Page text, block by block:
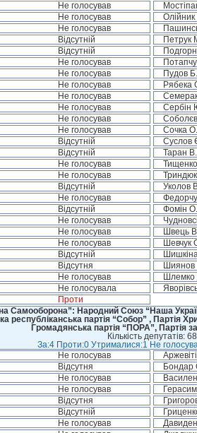
Не голосував
Не голосував
Не голосував
Відсутній Петрук
Відсутній
Не голосував
Не голосував Пудов
Не голосував Рябека
Не голосував
Не голосував Сербін
Не голосував
Не голосував Сочка
Відсутній Суслов
Відсутній Таран
Не голосував
Не голосував
Відсутній Уколов
Не голосував
Відсутній Фомін
Не голосував
Не голосував Швець
Не голосував Шевчук
Відсутній
Відсутня Шиянов
Не голосував Шлемко
Не голосувала
Проти
Самооборона”: Народний Союз “Наша
республіканська партія “Собор” , Партія
Громадянська партія “ПОРА”, Партія
Кількість депутатів: 68
За:4 Проти:0 Утрималися:1 Не
Не голосував
Відсутня
Не голосував
Не голосував
Відсутня
Відсутній
Не голосував